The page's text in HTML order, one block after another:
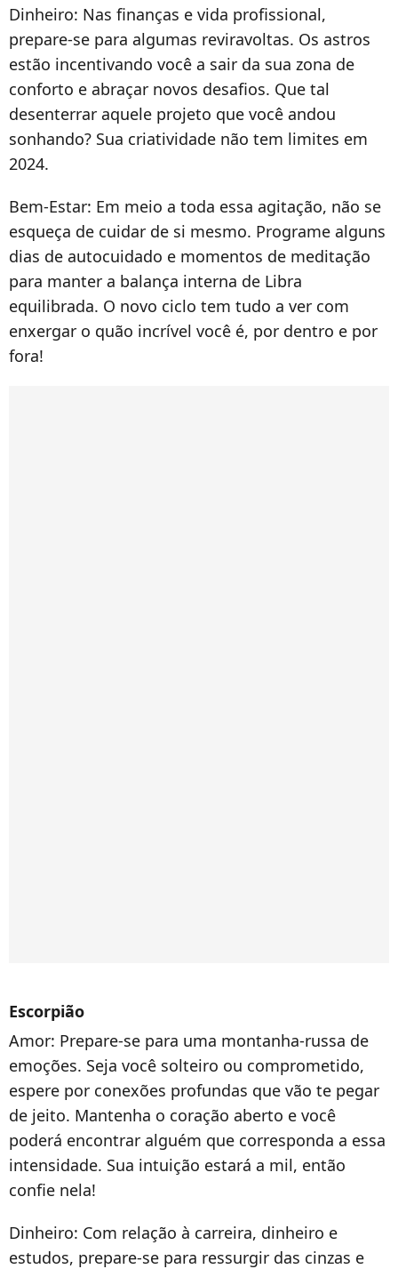
Dinheiro: Nas finanças e vida profissional,
prepare-se para algumas reviravoltas. Os astros
estão incentivando você a sair da sua zona de
conforto e abraçar novos desafios. Que tal
desenterrar aquele projeto que você andou
sonhando? Sua criatividade não tem limites em
2024.
Bem-Estar: Em meio a toda essa agitação, não se
esqueça de cuidar de si mesmo. Programe alguns
dias de autocuidado e momentos de meditação
para manter a balança interna de Libra
equilibrada. O novo ciclo tem tudo a ver com
enxergar o quão incrível você é, por dentro e por
fora!
Escorpião
Amor: Prepare-se para uma montanha-russa de
emoções. Seja você solteiro ou comprometido,
espere por conexões profundas que vão te pegar
de jeito. Mantenha o coração aberto e você
poderá encontrar alguém que corresponda a essa
intensidade. Sua intuição estará a mil, então
confie nela!
Dinheiro: Com relação à carreira, dinheiro e
estudos, prepare-se para ressurgir das cinzas e